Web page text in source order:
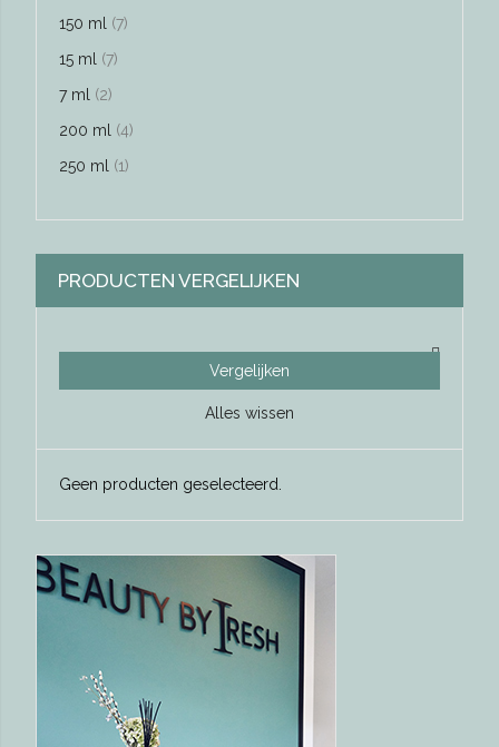
150 ml 7producten
15 ml 7producten
7 ml 2producten
200 ml 4producten
250 ml 1product
PRODUCTEN VERGELIJKEN
Vergelijken
Alles wissen
Geen producten geselecteerd.